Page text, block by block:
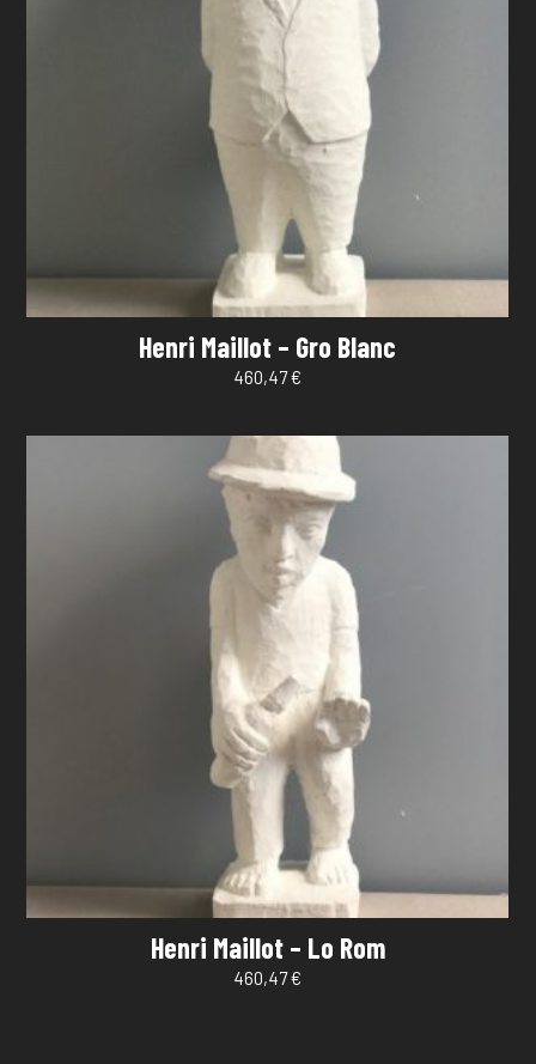
Henri Maillot – Gro Blanc
460,47€
Henri Maillot – Lo Rom
460,47€